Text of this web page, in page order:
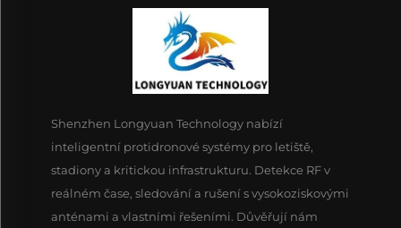
Shenzhen Longyuan Technology nabízí
inteligentní protidronové systémy pro letiště,
stadiony a kritickou infrastrukturu. Detekce RF v
reálném čase, sledování a rušení s vysokoziskovými
anténami a vlastními řešeními. Důvěřují nám